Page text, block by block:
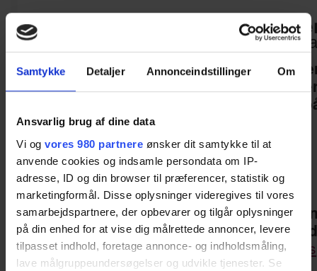
Samtykke Detaljer Annonceindstillinger Om
Ansvarlig brug af dine data
Vi og vores 980 partnere ønsker dit samtykke til at
anvende cookies og indsamle persondata om IP-
adresse, ID og din browser til præferencer, statistik og
marketingformål. Disse oplysninger videregives til vores
samarbejdspartnere, der opbevarer og tilgår oplysninger
på din enhed for at vise dig målrettede annoncer, levere
tilpasset indhold, foretage annonce- og indholdsmåling,
lave målgruppeundersøgelser og udvikle tjenester. Se
90-ÅRS
Same procedure as last
I lighed med sidste år vil vi gerne
medlemmer, medarbejdere og
jeres “julefrokost” sammen med os
Torsdag den 30. november
18.00
Billetten koster 500 kr. pr person og
enforestilling, julebord incl. én
TeaterCafeensamt en øl påDeeperRoots
forestillingen.